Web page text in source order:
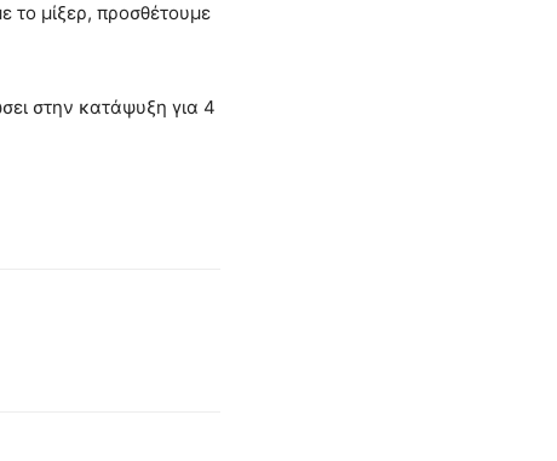
το μίξερ, προσθέτουμε
στην κατάψυξη για 4